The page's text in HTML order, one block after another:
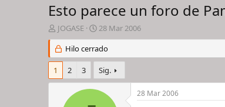
Esto parece un foro de
I
n
i
c
a
JOGASE
F
e
c
h
a
d
e
28 Mar 2006
Hilo cerrado
1 2 3 Sig.
28 Mar 2006